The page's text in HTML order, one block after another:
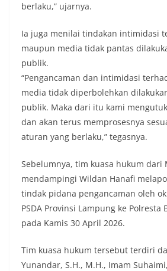
berlaku,” ujarnya.
Ia juga menilai tindakan intimidasi
maupun media tidak pantas
publik.
“Pengancaman dan intimidasi
media tidak diperbolehkan
publik. Maka dari itu kami
dan akan terus memprosesnya
aturan yang berlaku,” tegasnya.
Sebelumnya, tim kuasa hukum dari
mendampingi Wildan Hanafi
tindak pidana pengancaman oleh
PSDA Provinsi Lampung ke Polresta
pada Kamis 30 April 2026.
Tim kuasa hukum tersebut terdiri
Yunandar, S.H., M.H., Imam